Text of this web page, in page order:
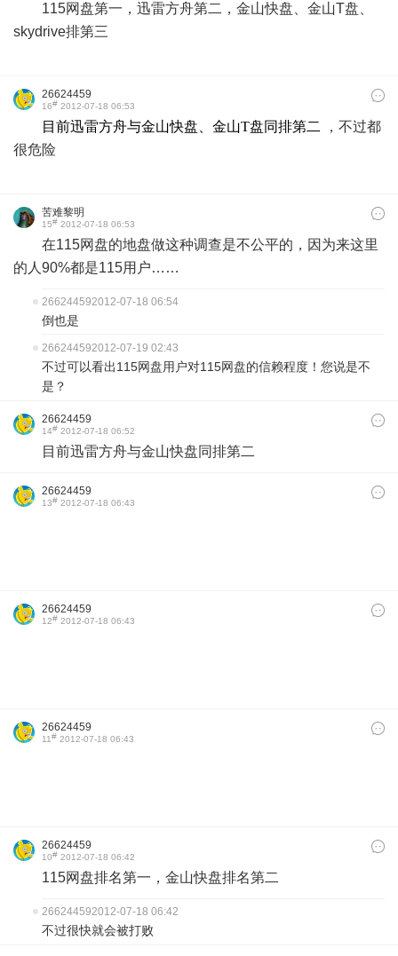
115网盘第一，迅雷方舟第二，金山快盘、金山T盘、
skydrive排第三
26624459
16# 2012-07-18 06:53
目前迅雷方舟与金山快盘、金山T盘同排第二
，不过都
很危险
苦难黎明
15# 2012-07-18 06:53
在115网盘的地盘做这种调查是不公平的，因为来这里
的人90%都是115用户……
266244592012-07-18 06:54
倒也是
266244592012-07-19 02:43
不过可以看出115网盘用户对115网盘的信赖程度！您说是不
是？
26624459
14# 2012-07-18 06:52
目前迅雷方舟与金山快盘同排第二
26624459
13# 2012-07-18 06:43
26624459
12# 2012-07-18 06:43
26624459
11# 2012-07-18 06:43
26624459
10# 2012-07-18 06:42
115网盘排名第一，金山快盘排名第二
266244592012-07-18 06:42
不过很快就会被打败